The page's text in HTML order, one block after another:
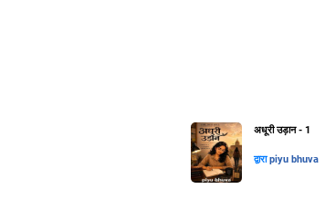
अधूरी उड़ान - 1
द्वाराpiyu bhuva